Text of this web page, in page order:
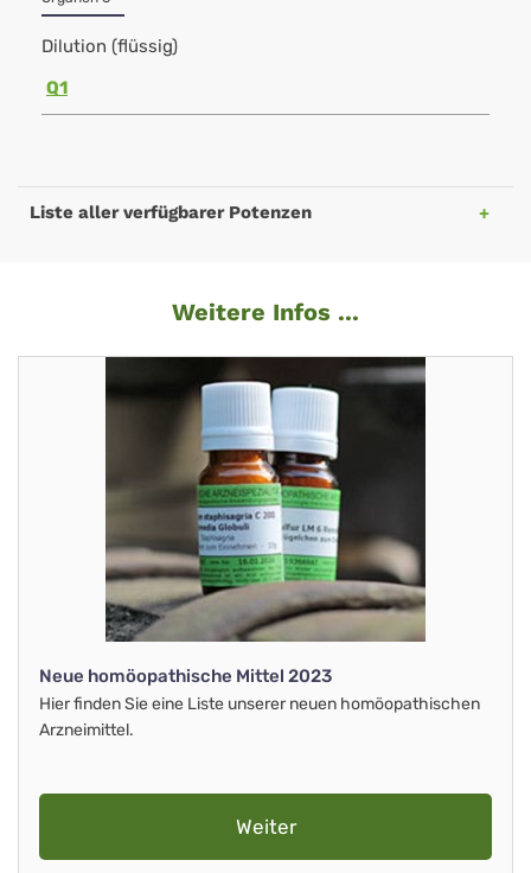
Dilution (flüssig)
Q1
Liste aller verfügbarer Potenzen
Weitere Infos ...
Neue homöopathische Mittel 2023
Hier finden Sie eine Liste unserer neuen homöopathischen
Arzneimittel.
Weiter